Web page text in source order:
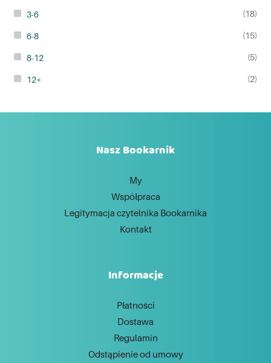
3-6 (18)
6-8 (15)
8-12 (5)
12+ (2)
Nasz Bookarnik
My
Współpraca
Legitymacja czytelnika Bookarnika
Kontakt
Informacje
Płatności
Dostawa
Regulamin
Odstąpienie od umowy